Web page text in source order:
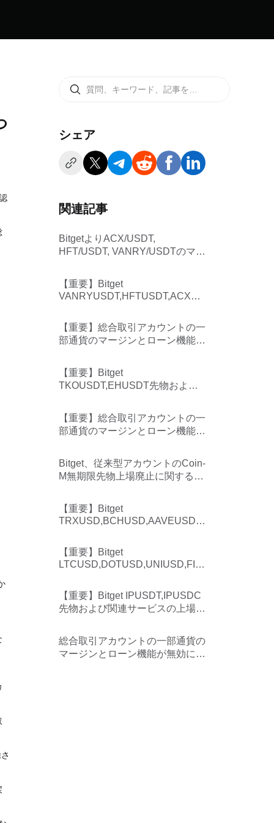
シェア
関連記事
BitgetよりACX/USDT,
HFT/USDT, VANRY/USDTのマー
知らせ
【重要】Bitget
VANRYUSDT,HFTUSDT,ACXUS
場廃止について
【重要】総合取引アカウントの一
部通貨のマージンとローン機能が
【重要】Bitget
TKOUSDT,EHUSDT先物および
【重要】総合取引アカウントの一
部通貨のマージンとローン機能が
Bitget、従来型アカウントのCoin-
M無期限先物上場廃止に関するお
【重要】Bitget
TRXUSD,BCHUSD,AAVEUSD,S
サービスの上場廃止について
【重要】Bitget
LTCUSD,DOTUSD,UNIUSD,FIL
ービスの上場廃止について
【重要】Bitget IPUSDT,IPUSDC
先物および関連サービスの上場廃
総合取引アカウントの一部通貨の
マージンとローン機能が無効にな